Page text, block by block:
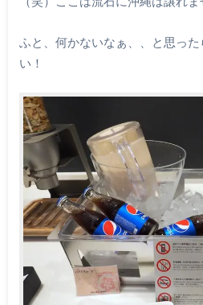
ふと、何かないなぁ、、と思っ
い！